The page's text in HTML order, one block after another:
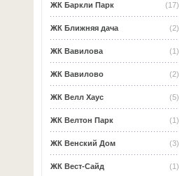
(17)
ЖК Баркли Парк
(2)
ЖК Ближняя дача
(1)
ЖК Вавилова
(2)
ЖК Вавилово
(5)
ЖК Велл Хаус
(1)
ЖК Велтон Парк
(3)
ЖК Венский Дом
(1)
ЖК Вест-Сайд